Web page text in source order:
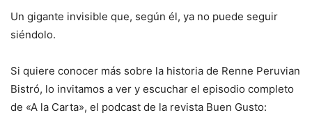
Un gigante invisible que, según él, ya no puede seguir
siéndolo.
Si quiere conocer más sobre la historia de Renne Peruvian
Bistró, lo invitamos a ver y escuchar el episodio completo
de «A la Carta», el podcast de la revista Buen Gusto: